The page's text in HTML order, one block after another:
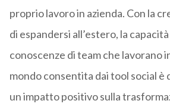
proprio lavoro in azienda. Con la
di espandersi all’estero, la
conoscenze di team che lavorano
mondo consentita dai tool social è
un impatto positivo sulla